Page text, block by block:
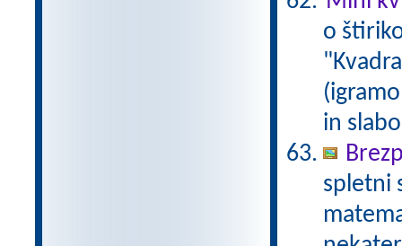
o
in
spletni